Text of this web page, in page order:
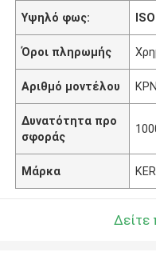
Υψηλό φως:
Όροι πληρωμής
Αριθμό μοντέλου ΚΡΝ
Δυνατότητα προ
σφοράς
Μάρκα
Δείτε